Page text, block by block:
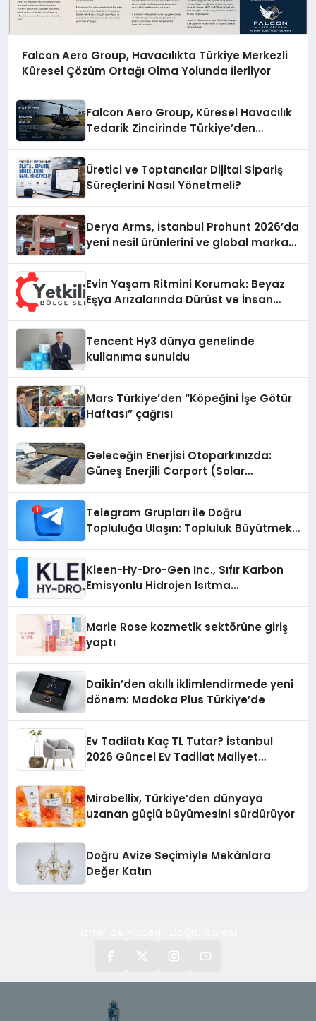
Falcon Aero Group, Havacılıkta Türkiye Merkezli
Küresel Çözüm Ortağı Olma Yolunda İlerliyor
Falcon Aero Group, Küresel Havacılık
Tedarik Zincirinde Türkiye’den
Üretici ve Toptancılar Dijital Sipariş
Süreçlerini Nasıl Yönetmeli?
Derya Arms, İstanbul Prohunt 2026’da
yeni nesil ürünlerini ve global marka
Evin Yaşam Ritmini Korumak: Beyaz
Eşya Arızalarında Dürüst ve İnsan
Tencent Hy3 dünya genelinde
kullanıma sunuldu
Mars Türkiye’den “Köpeğini İşe Götür
Haftası” çağrısı
Geleceğin Enerjisi Otoparkınızda:
Güneş Enerjili Carport (Solar
Telegram Grupları ile Doğru
Topluluğa Ulaşın: Topluluk Büyütmek
Kleen-Hy-Dro-Gen Inc., Sıfır Karbon
Emisyonlu Hidrojen Isıtma
Marie Rose kozmetik sektörüne giriş
yaptı
Daikin’den akıllı iklimlendirmede yeni
dönem: Madoka Plus Türkiye’de
Ev Tadilatı Kaç TL Tutar? İstanbul
2026 Güncel Ev Tadilat Maliyet
Mirabellix, Türkiye’den dünyaya
uzanan güçlü büyümesini sürdürüyor
Doğru Avize Seçimiyle Mekânlara
Değer Katın